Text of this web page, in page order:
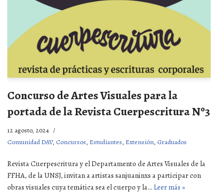
Concurso de Artes Visuales para la
portada de la Revista Cuerpescritura Nº3
12 agosto, 2024
Comunidad DAV, Concursos, Estudiantes, Extensión, Graduados
Revista Cuerpescritura y el Departamento de Artes Visuales de la
FFHA, de la UNSJ, invitan a artistas sanjuaninxs a participar con
obras visuales cuya temática sea el cuerpo y la… Leer más »